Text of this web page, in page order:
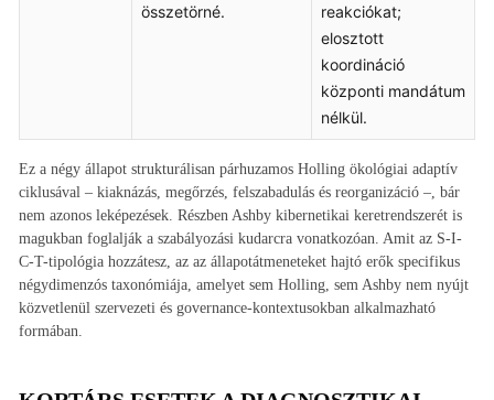
összetörné.
reakciókat;
elosztott
koordináció
központi mandátum
nélkül.
Ez a négy állapot strukturálisan párhuzamos Holling ökológiai adaptív
ciklusával – kiaknázás, megőrzés, felszabadulás és reorganizáció –, bár
nem azonos leképezések. Részben Ashby kibernetikai keretrendszerét is
magukban foglalják a szabályozási kudarcra vonatkozóan. Amit az S-I-
C-T-tipológia hozzátesz, az az állapotátmeneteket hajtó erők specifikus
négydimenzós taxonómiája, amelyet sem Holling, sem Ashby nem nyújt
közvetlenül szervezeti és governance-kontextusokban alkalmazható
formában.